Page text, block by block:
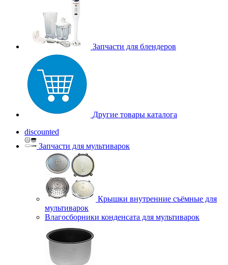
Запчасти для блендеров
Другие товары каталога
discounted
Запчасти для мультиварок
Крышки внутренние съёмные для
мультиварок
Влагосборники конденсата для мультиварок